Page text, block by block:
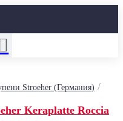
Stroeher (Германия) /
Keraplatte Roccia